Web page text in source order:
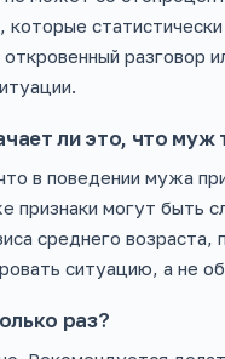
которые
разговор
ли это, что муж
в поведении мужа
признаки могут быть
среднего
ситуацию, а не
раз?